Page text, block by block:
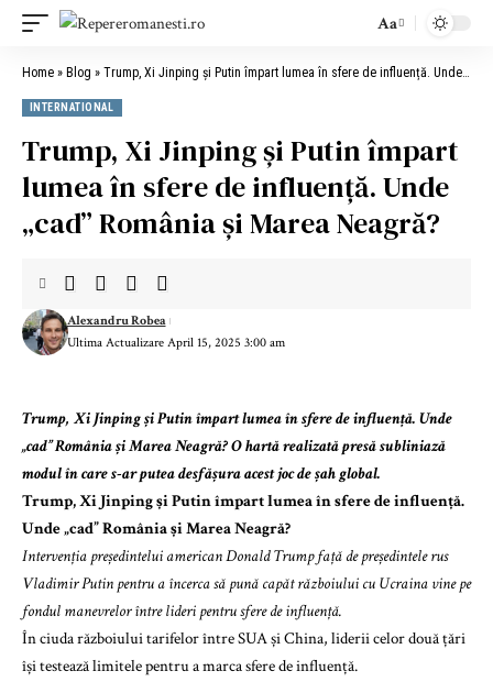
Aa
Home » Blog » Trump, Xi Jinping și Putin împart lumea în sfere de influență. Unde „cad” România și Marea Neagră?
INTERNATIONAL
Trump, Xi Jinping și Putin împart
lumea în sfere de influență. Unde
„cad” România și Marea Neagră?
Ultima Actualizare April 15, 2025 3:00 am
Alexandru Robea
Trump, Xi Jinping și Putin împart lumea în sfere de influență. Unde
„cad” România și Marea Neagră? O hartă realizată presă subliniază
modul în care s-ar putea desfășura acest joc de șah global.
Trump, Xi Jinping și Putin împart lumea în sfere de influență.
Unde „cad” România și Marea Neagră?
Intervenția președintelui american Donald Trump față de președintele rus
Vladimir Putin pentru a încerca să pună capăt războiului cu Ucraina vine pe
fondul manevrelor între lideri pentru sfere de influență.
În ciuda războiului tarifelor între SUA și China, liderii celor două țări
își testează limitele pentru a marca sfere de influență.